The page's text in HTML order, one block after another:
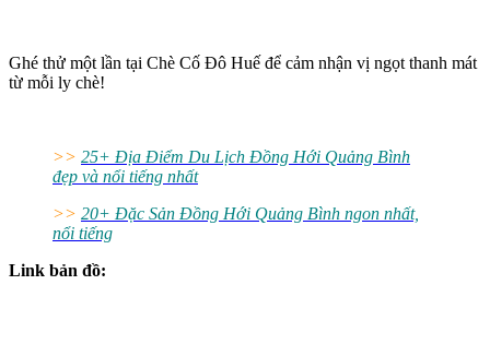
Ghé thử một lần tại Chè Cố Đô Huế để cảm nhận vị ngọt thanh mát
từ mỗi ly chè!
>> 25+ Địa Điểm Du Lịch Đồng Hới Quảng Bình
đẹp và nổi tiếng nhất
>> 20+ Đặc Sản Đồng Hới Quảng Bình ngon nhất,
nổi tiếng
Link bản đồ: